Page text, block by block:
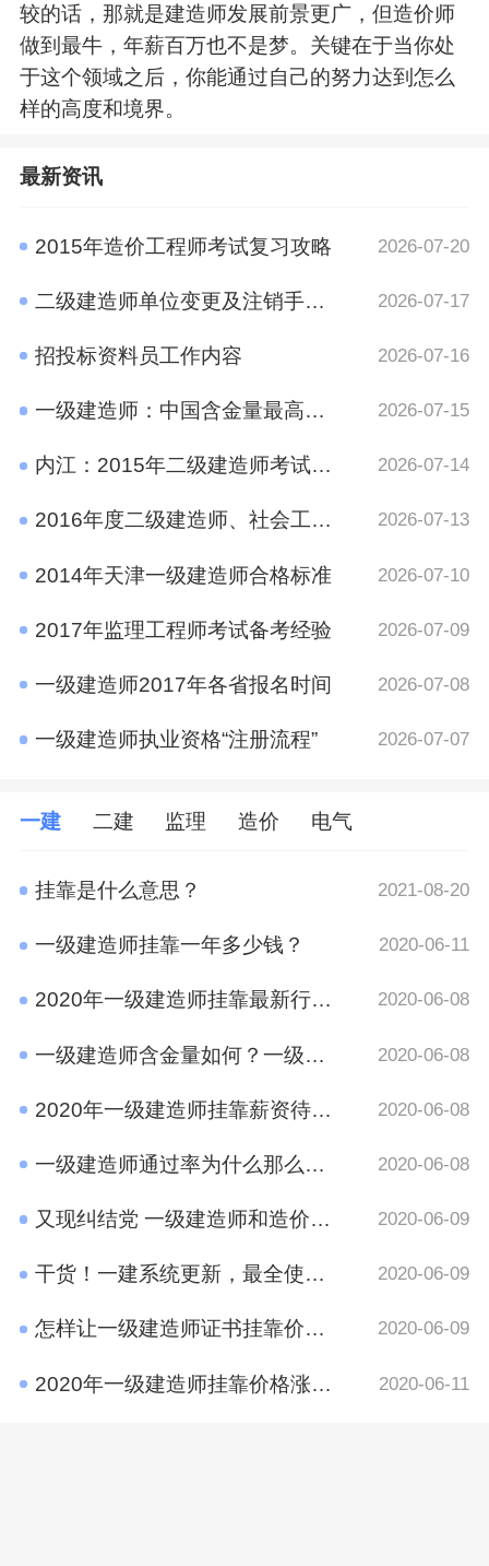
较的话，那就是建造师发展前景更广，但造价师
做到最牛，年薪百万也不是梦。关键在于当你处
于这个领域之后，你能通过自己的努力达到怎么
样的高度和境界。
最新资讯
2015年造价工程师考试复习攻略 2026-07-20
二级建造师单位变更及注销手续规定 2026-07-17
招投标资料员工作内容 2026-07-16
一级建造师：中国含金量最高的十大证书之一 2026-07-15
内江：2015年二级建造师考试报名时间通知 2026-07-14
2016年度二级建造师、社会工作者、二级注册计量师、管理咨询师资格考试考后资格审查的公告 2026-07-13
2014年天津一级建造师合格标准 2026-07-10
2017年监理工程师考试备考经验 2026-07-09
一级建造师2017年各省报名时间 2026-07-08
一级建造师执业资格“注册流程” 2026-07-07
一建 二建 监理 造价 电气
挂靠是什么意思？ 2021-08-20
一级建造师挂靠一年多少钱？ 2020-06-11
2020年一级建造师挂靠最新行情 竟然是这样 2020-06-08
一级建造师含金量如何？一级建造师挂靠前景 2020-06-08
2020年一级建造师挂靠薪资待遇如何？ 2020-06-08
一级建造师通过率为什么那么低?原因有哪些呢？ 2020-06-08
又现纠结党 一级建造师和造价工程师考哪个好？ 2020-06-09
干货！一建系统更新，最全使用攻略在这里 2020-06-09
怎样让一级建造师证书挂靠价格​更高？ 2020-06-09
2020年一级建造师挂靠价格涨了吗？ 2020-06-11